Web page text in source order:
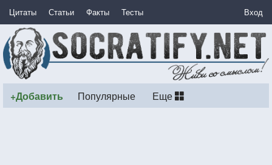
Цитаты Статьи Факты Тесты Вход
+Добавить Популярные Еще